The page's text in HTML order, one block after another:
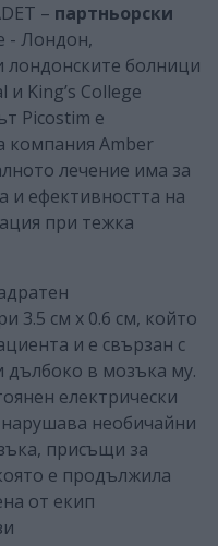
– партньорски
- Лондон,
лондонските болници
King’s College
Picostim е
компания Amber
лечение има за
и ефективността на
при тежка
3.5 см х 0.6 см, който
и е свързан с
дълбоко в мозъка му.
електрически
необичайни
присъщи за
е продължила
от екип